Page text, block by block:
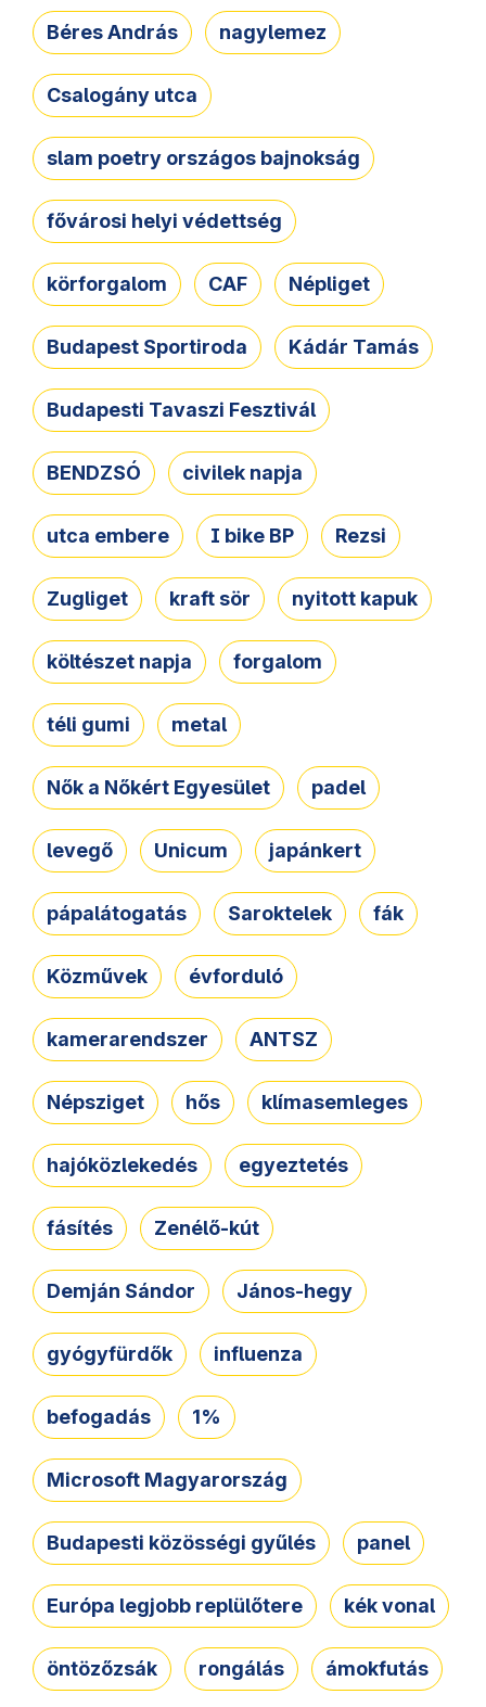
Béres András nagylemez
Csalogány utca
slam poetry országos bajnokság
fővárosi helyi védettség
körforgalom CAF Népliget
Budapest Sportiroda Kádár Tamás
Budapesti Tavaszi Fesztivál
BENDZSÓ civilek napja
utca embere I bike BP Rezsi
Zugliget kraft sör nyitott kapuk
költészet napja forgalom
téli gumi metal
Nők a Nőkért Egyesület padel
levegő Unicum japánkert
pápalátogatás Saroktelek fák
Közművek évforduló
kamerarendszer ANTSZ
Népsziget hős klímasemleges
hajóközlekedés egyeztetés
fásítés Zenélő-kút
Demján Sándor János-hegy
gyógyfürdők influenza
befogadás 1%
Microsoft Magyarország
Budapesti közösségi gyűlés panel
Európa legjobb replülőtere kék vonal
öntözőzsák rongálás ámokfutás